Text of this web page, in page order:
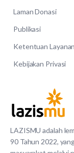
LAZISMU adalah
90 Tahun 2022,
Laman Donasi
Publikasi
Ketentuan Layanan
Kebijakan Privasi